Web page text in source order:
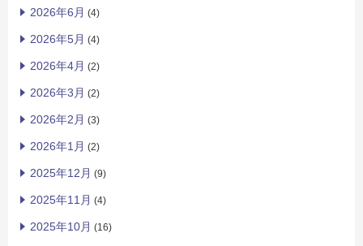
2026年6月 (4)
2026年5月 (4)
2026年4月 (2)
2026年3月 (2)
2026年2月 (3)
2026年1月 (2)
2025年12月 (9)
2025年11月 (4)
2025年10月 (16)